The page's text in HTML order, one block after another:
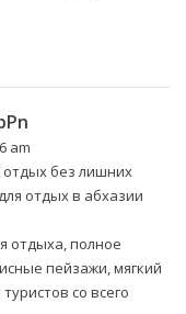
am
без лишних
отдых в абхазии
отдыха, полное
пейзажи, мягкий
со всего